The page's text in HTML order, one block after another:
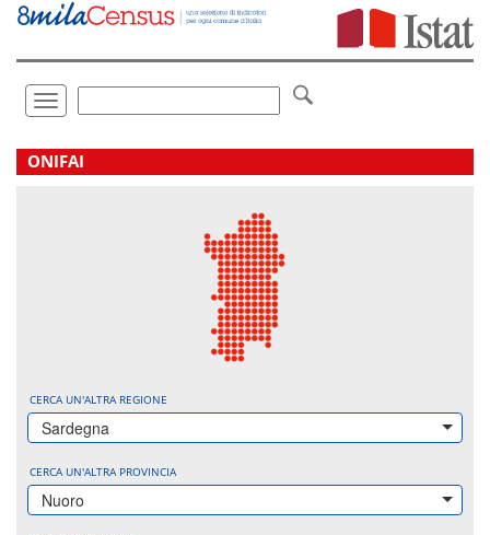
Vai
direttamente
Toggle
navigation
.
ONIFAI
CERCA UN'ALTRA REGIONE
Sardegna
CERCA UN'ALTRA PROVINCIA
Nuoro